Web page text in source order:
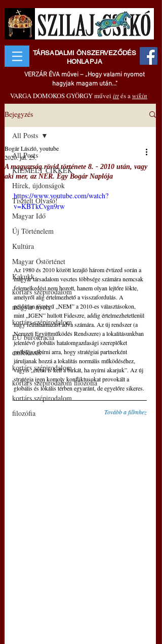
TÁRSADALMI ÖNSZERVEZŐDÉS
HONLAPJA
VERZÁR ÉVA művei – „Hogy valami nyomot
hagyjak magam után..."
VARGA DOMOKOS GYÖRGY művei ittés awikin
Bejegyzés
All Posts
KIEMELT CIKKEK
Hírek, újdonságok
Tisztelt Olvasó!
Magyar Idő
Új Történelem
Kultúra
Magyar Őstörténet
Kakukk
kortárs szépirodalom
magyar nyelv
kortárs szépirodalom
EU bürokrácia
emlékezés
kortárs szépirodalom
kortárs szépirodalom filozófia
kortárs szépirodalom
filozófia
All Posts
A magyarság rövid története 8. - 2010 után, vagy
aki mer, az NER. Egy Bogár Naplója
Bogár László, youtube
2020. júl. 25.
https://www.youtube.com/watch?
v=KBTkCvgn9rw
Az 1980 és 2010 között lezajló három évtized során a
magyar társadalom vesztes többsége számára nemcsak
felemelkedést nem hozott, hanem olyan lejtőre lökte,
amelyről alig értelmezhető a visszafordulás. A
példátlan tömegű „NEM” a 2010-es választásokon,
mint „IGEN” hullott Fideszre, addig értelmezhetetlenül
nagy felhatalmazást adva számára. Az új rendszer (a
Nemzeti Együttműködés Rendszere) a lokalitásunkban
jelenlévő globális hatalomgazdasági szereplőket
próbálja rábírni arra, hogy stratégiai partnerként
járuljanak hozzá a lokalitás normális működéséhez,
vagyis „etetni is kell a birkát, ha nyírni akarjuk”. Az új
stratégia igen komoly konfliktusokat provokált a
globális és lokális térben egyaránt, de egyelőre sikeres.
Tovább a fillmhez